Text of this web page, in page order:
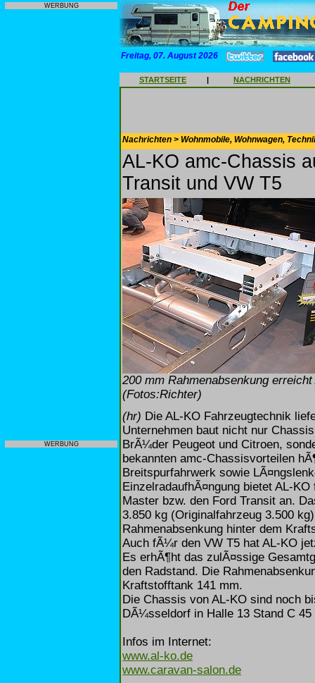
WERBUNG
WERBUNG
Freitag, 07. August 2026
STARTSEITE | NACHRICHTEN
Nachrichten > Wohnmobile, Wohnwagen,
AL-KO amc-Chassis
Transit und VW T5
200 mm Rahmenabsenkung
(Fotos:Richter)
(hr) Die AL-KO Fahrzeugtechnik
Unternehmen baut nicht nur
BrÃ¼der Peugeot und Citroen,
bekannten amc-Chassisvorteilen
Breitspurfahrwerk sowie
EinzelradaufhÃ¤ngung bietet AL-
Master bzw. den Ford Transit an.
3.850 kg (Originalfahrzeug 3.500
Rahmenabsenkung hinter dem
Auch fÃ¼r den VW T5 hat AL-KO
Es erhÃ¶ht das zulÃ¤ssige
den Radstand. Die
Kraftstofftank 141 mm.
Die Chassis von AL-KO sind noch
DÃ¼sseldorf in Halle 13 Stand C 45
Infos im Internet:
www.al-ko.de
www.caravan-salon.de